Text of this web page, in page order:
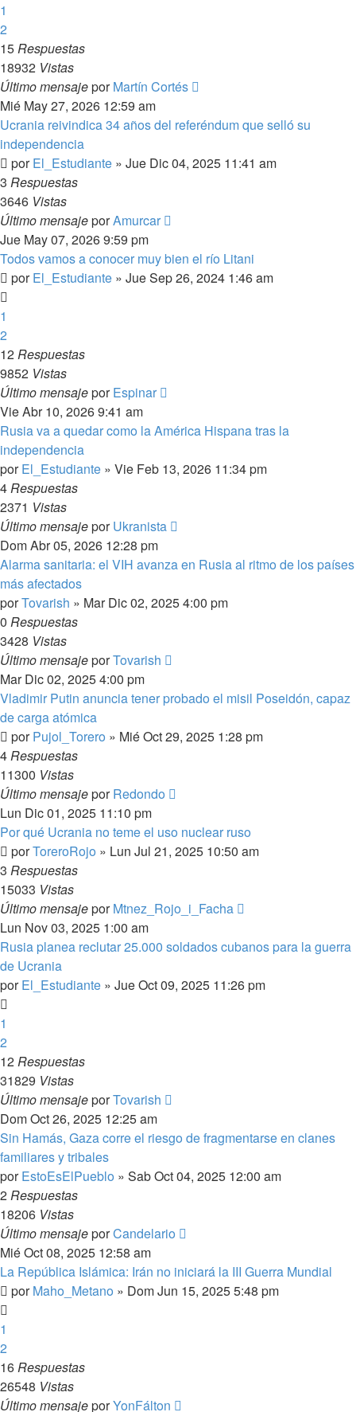
1
2
15Respuestas
18932 Vistas
Último mensajeporMartín Cortés
Mié May 27, 2026 12:59 am
Ucrania reivindica 34 años del referéndum que selló su
independencia
porEl_Estudiante » Jue Dic 04, 2025 11:41 am
3 Respuestas
3646 Vistas
Último mensajeporAmurcar
Jue May 07, 2026 9:59 pm
Todos vamos a conocer muy bien el río Litani
porEl_Estudiante » Jue Sep 26, 2024 1:46 am
1
2
12Respuestas
9852 Vistas
Último mensajeporEspinar
Vie Abr 10, 2026 9:41 am
Rusia va a quedar como la América Hispana tras la
independencia
porEl_Estudiante » Vie Feb 13, 2026 11:34 pm
4Respuestas
2371 Vistas
Último mensajeporUkranista
Dom Abr 05, 2026 12:28 pm
Alarma sanitaria: el VIH avanza en Rusia al ritmo de los países
más afectados
porTovarish » Mar Dic 02, 2025 4:00 pm
0 Respuestas
3428 Vistas
Último mensajeporTovarish
Mar Dic 02, 2025 4:00 pm
Vladimir Putin anuncia tener probado el misil Poseidón, capaz
de carga atómica
porPujol_Torero » Mié Oct 29, 2025 1:28 pm
4Respuestas
11300 Vistas
Último mensajeporRedondo
Lun Dic 01, 2025 11:10 pm
Por qué Ucrania no teme el uso nuclear ruso
porToreroRojo » Lun Jul 21, 2025 10:50 am
3 Respuestas
15033 Vistas
Último mensajeporMtnez_Rojo_i_Facha
Lun Nov 03, 2025 1:00 am
Rusia planea reclutar 25.000 soldados cubanos para la guerra
de Ucrania
porEl_Estudiante » Jue Oct 09, 2025 11:26 pm
1
2
12Respuestas
31829 Vistas
Último mensajeporTovarish
Dom Oct 26, 2025 12:25 am
Sin Hamás, Gaza corre el riesgo de fragmentarse en clanes
familiares y tribales
porEstoEsElPueblo » Sab Oct 04, 2025 12:00 am
2Respuestas
18206 Vistas
Último mensajeporCandelario
Mié Oct 08, 2025 12:58 am
La República Islámica: Irán no iniciará la III Guerra Mundial
porMaho_Metano » Dom Jun 15, 2025 5:48 pm
1
2
16Respuestas
26548 Vistas
Último mensajeporYonFálton